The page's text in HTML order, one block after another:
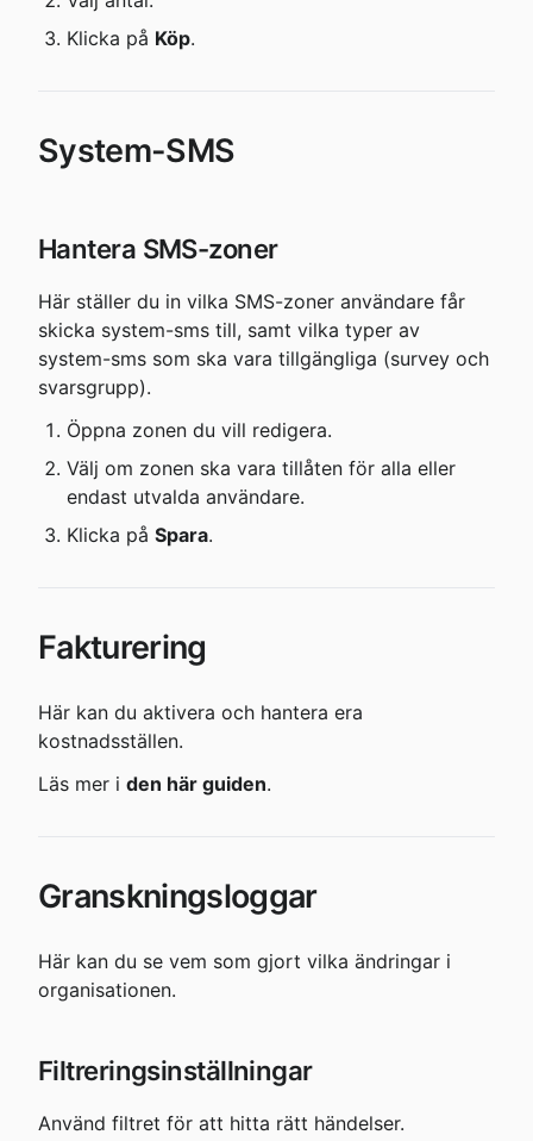
Klicka på Köp.
System-SMS
Hantera SMS-zoner
Här ställer du in vilka SMS-zoner användare får
skicka system-sms till, samt vilka typer av
system-sms som ska vara tillgängliga (survey och
svarsgrupp).
Öppna zonen du vill redigera.
Välj om zonen ska vara tillåten för alla eller
endast utvalda användare.
Klicka på Spara.
Fakturering
Här kan du aktivera och hantera era
kostnadsställen.
Läs mer i den här guiden.
Granskningsloggar
Här kan du se vem som gjort vilka ändringar i
organisationen.
Filtreringsinställningar
Använd filtret för att hitta rätt händelser.